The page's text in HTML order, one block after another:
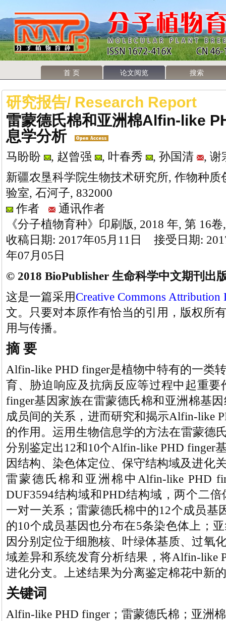
首 页 论文阅览 搜索
研究报告/ Research Report
雷蒙德氏棉和亚洲棉Alfin-like
息学分析
马盼盼 , 赵曾强 , 叶春秀 , 孙国清
, 谢
新疆农垦科学院生物技术研究所, 作物种
验室, 石河子, 832000
作者
通讯作者
《分子植物育种》印刷版, 2018 年, 第 16
收稿日期: 2017年05月11日 接受日期:
年07月05日
© 2018 BioPublisher 生命科学中文期刊出
这是一篇采用 Creative Commons Attribution
文。只要对本原作有恰当的引用，版权所
用与传播。
摘 要
Alfin-like PHD finger是植物中特有的一类
育、胁迫响应及抗病反应等过程中起重
finger基因家族在雷蒙德氏棉和亚洲棉基
成员间的关系，进而研究和揭示Alfin-like
的作用。运用生物信息学的方法在雷蒙德
分别鉴定出12和10个Alfin-like PHD finger
因结构、染色体定位、保守结构域及进化
雷蒙德氏棉和亚洲棉中Alfin-like PHD
DUF3594结构域和PHD结构域，两个二
一对一关系；雷蒙德氏棉中的12个成员基
的10个成员基因也分布在5条染色体上；
因分别定位于细胞核、叶绿体基质、过氧
域差异和系统发育分析结果，将Alfin-like
进化分支。上述结果为分离鉴定棉花中新
关键词
Alfin-like PHD finger；雷蒙德氏棉；亚洲